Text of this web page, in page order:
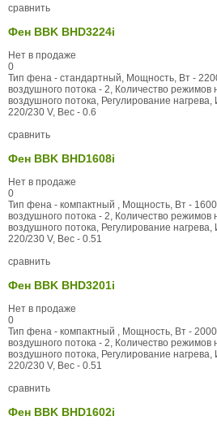
сравнить
Фен BBK BHD3224i
Нет в продаже
0
Тип фена - стандартный, Мощность, Вт -
воздушного потока - 2, Количество режимов
воздушного потока, Регулирование нагрева,
220/230 V, Вес - 0.6
сравнить
Фен BBK BHD1608i
Нет в продаже
0
Тип фена - компактный , Мощность, Вт -
воздушного потока - 2, Количество режимов
воздушного потока, Регулирование нагрева,
220/230 V, Вес - 0.51
сравнить
Фен BBK BHD3201i
Нет в продаже
0
Тип фена - компактный , Мощность, Вт -
воздушного потока - 2, Количество режимов
воздушного потока, Регулирование нагрева,
220/230 V, Вес - 0.51
сравнить
Фен BBK BHD1602i